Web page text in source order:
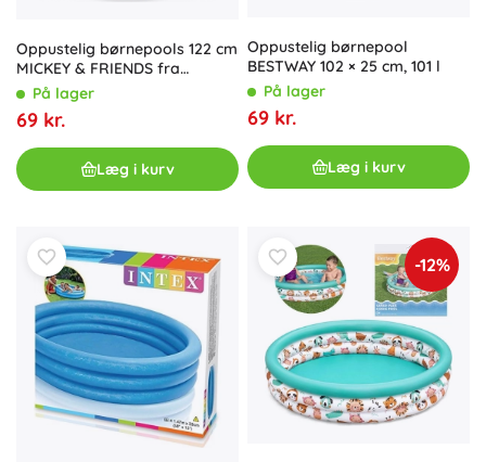
Oppustelig børnepools 122 cm
MICKEY & FRIENDS fra
Bestway
På lager
69 kr.
Læg i kurv
Oppustelig børnepool
BESTWAY 102 × 25 cm, 101 l
På lager
69 kr.
Læg i kurv
-12%